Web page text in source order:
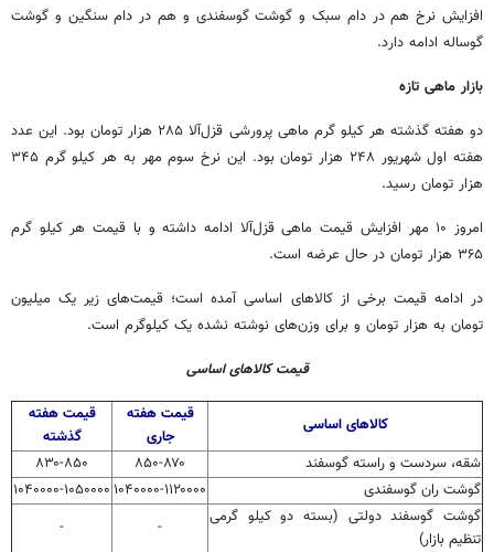
افزایش نرخ هم در دام سبک و گوشت گوسفندی و هم در دام سنگین و گوشت
گوساله ادامه دارد.
بازار ماهی تازه
دو هفته گذشته هر کیلو گرم ماهی پرورشی قزل‌آلا ۲۸۵ هزار تومان بود. این عدد
هفته اول شهریور ۲۴۸ هزار تومان بود. این نرخ سوم مهر به هر کیلو گرم ۳۴۵
هزار تومان رسید.
امروز ۱۰ مهر افزایش قیمت ماهی قزل‌آلا ادامه داشته و با قیمت هر کیلو گرم
۳۶۵ هزار تومان در حال عرضه است.
در ادامه قیمت برخی از کالاهای اساسی آمده است؛ قیمت‌های زیر یک میلیون
تومان به هزار تومان و برای وزن‌های نوشته نشده یک کیلوگرم است.
قیمت کالاهای اساسی
کالاهای اساسی
قیمت هفته
جاری
قیمت هفته
گذشته
شقه، سردست و راسته گوسفند
۸۵۰-۸۷۰
۸۳۰-۸۵۰
گوشت ران گوسفندی
۱۰۴۰۰۰۰-۱۱۲۰۰۰۰ ۱۰۴۰۰۰۰-۱۰۵۰۰۰۰
گوشت گوسفند دولتی (بسته دو کیلو گرمی
تنظیم بازار)
-
-